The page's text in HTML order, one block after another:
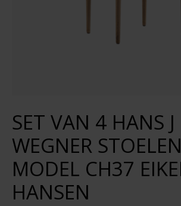
SET VAN 4 HANS J
WEGNER STOELEN
MODEL CH37
HANSEN